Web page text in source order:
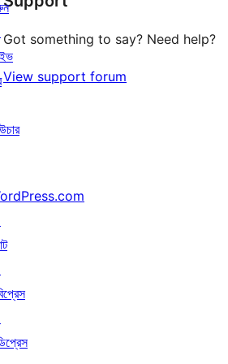
Got something to say? Need help?
View support forum